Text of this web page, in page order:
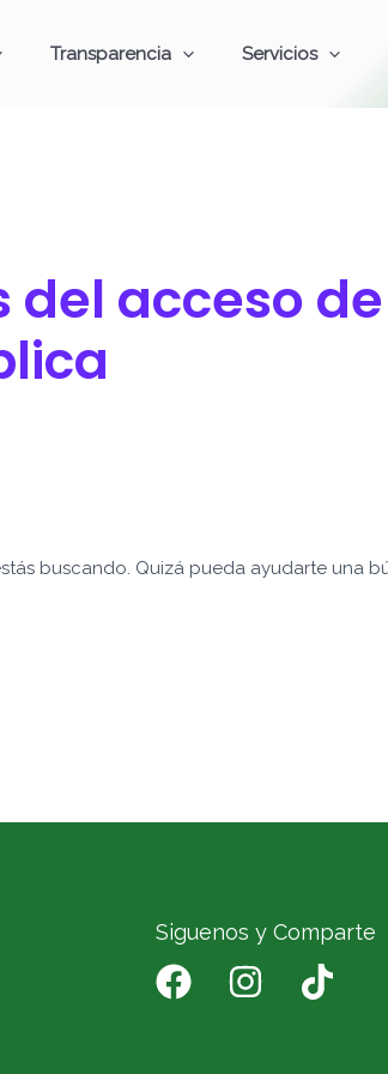
Transparencia Servicios
del acceso de
buscando. Quizá pueda ayudarte una
Siguenos y Comparte